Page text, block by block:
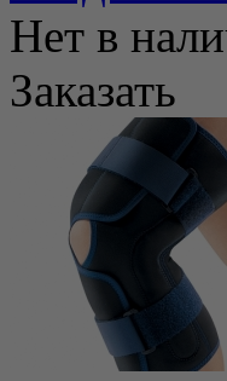
Нет в
Заказать